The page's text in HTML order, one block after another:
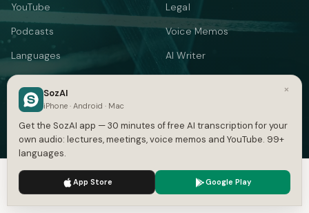
YouTube
Podcasts
Languages
Legal
Voice Memos
AI Writer
Video Translate
FREE TOOLS
YOUTUBE & SUBTITLES
We use cookies to enhance your experience.
×
SozAI
iPhone · Android · Mac
Get the SozAI app — 30 minutes of free AI transcription for your
own audio: lectures, meetings, voice memos and YouTube. 99+
languages.
App Store Google Play